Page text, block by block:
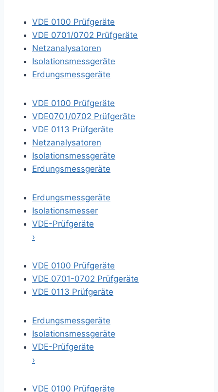
VDE 0100 Prüfgeräte
VDE 0701/0702 Prüfgeräte
Netzanalysatoren
Isolationsmessgeräte
Erdungsmessgeräte
VDE 0100 Prüfgeräte
VDE0701/0702 Prüfgeräte
VDE 0113 Prüfgeräte
Netzanalysatoren
Isolationsmessgeräte
Erdungsmessgeräte
Erdungsmessgeräte
Isolationsmesser
VDE-Prüfgeräte
›
VDE 0100 Prüfgeräte
VDE 0701-0702 Prüfgeräte
VDE 0113 Prüfgeräte
Erdungsmessgeräte
Isolationsmessgeräte
VDE-Prüfgeräte
›
VDE 0100 Prüfgeräte